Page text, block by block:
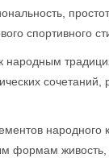
спортивного
народного
живость,